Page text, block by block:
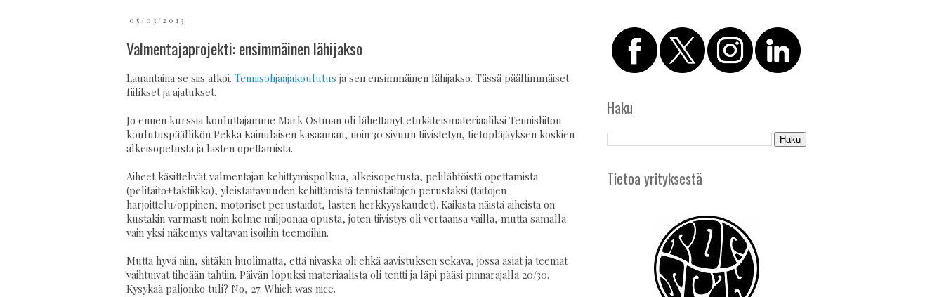
05/03/2013
Valmentajaprojekti: ensimmäinen lähijakso
Lauantaina se siis alkoi. Tennisohjaajakoulutus ja sen ensimmäinen lähijakso. Tässä päällimmäiset
fiilikset ja ajatukset.
Jo ennen kurssia kouluttajamme Mark Östman oli lähettänyt etukäteismateriaaliksi Tennisliiton
koulutuspäällikön Pekka Kainulaisen kasaaman, noin 30 sivuun tiivistetyn, tietopläjäyksen koskien
alkeisopetusta ja lasten opettamista.
Aiheet käsittelivät valmentajan kehittymispolkua, alkeisopetusta, pelilähtöistä opettamista
(pelitaito+taktiikka), yleistaitavuuden kehittämistä tennistaitojen perustaksi (taitojen
harjoittelu/oppinen, motoriset perustaidot, lasten herkkyyskaudet). Kaikista näistä aiheista on
kustakin varmasti noin kolme miljoonaa opusta, joten tiivistys oli vertaansa vailla, mutta samalla
vain yksi näkemys valtavan isoihin teemoihin.
Mutta hyvä niin, siitäkin huolimatta, että nivaska oli ehkä aavistuksen sekava, jossa asiat ja teemat
vaihtuivat tiheään tahtiin. Päivän lopuksi materiaalista oli tentti ja läpi pääsi pinnarajalla 20/30.
Kysykää paljonko tuli? No, 27. Which was nice.
Haku
Tietoa yrityksestä